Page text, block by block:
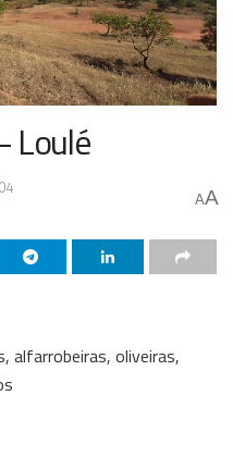
Loulé
AA
alfarrobeiras, oliveiras,